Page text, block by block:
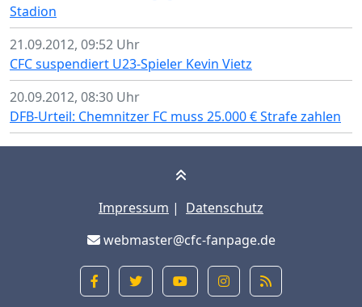
Stadion
21.09.2012, 09:52 Uhr
CFC suspendiert U23-Spieler Kevin Vietz
20.09.2012, 08:30 Uhr
DFB-Urteil: Chemnitzer FC muss 25.000 € Strafe zahlen
Impressum | Datenschutz
webmaster@cfc-fanpage.de